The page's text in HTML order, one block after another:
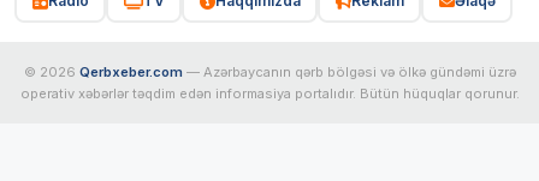
© 2026 Qerbxeber.com — Azərbaycanın qərb bölgəsi və ölkə gündəmi üzrə
operativ xəbərlər təqdim edən informasiya portalıdır. Bütün hüquqlar qorunur.